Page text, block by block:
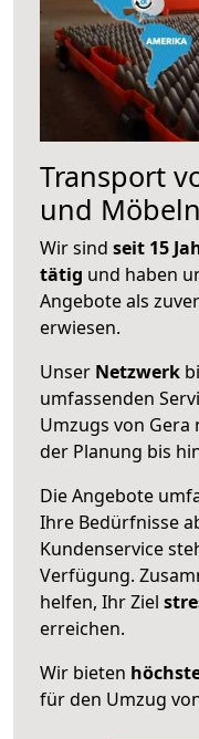
Transport
und
Wir sind seit 15
tätig und haben
Angebote als
erwiesen.
Unser Netzwerk
umfassenden
Umzugs von
der Planung bis
Die Angebote
Ihre Bedürfnisse
Kundenservice
Verfügung.
helfen, Ihr Ziel
erreichen.
Wir bieten
für den Umzug